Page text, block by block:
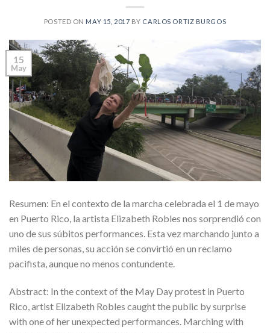
POSTED ON MAY 15, 2017 BY CARLOS ORTIZ BURGOS
15
May
Resumen: En el contexto de la marcha celebrada el 1 de mayo
en Puerto Rico, la artista Elizabeth Robles nos sorprendió con
uno de sus súbitos performances. Esta vez marchando junto a
miles de personas, su acción se convirtió en un reclamo
pacifista, aunque no menos contundente.
Abstract: In the context of the May Day protest in Puerto
Rico, artist Elizabeth Robles caught the public by surprise
with one of her unexpected performances. Marching with